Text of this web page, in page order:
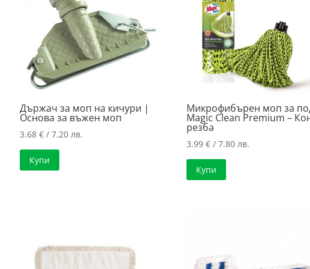
Държач за моп на кичури |
Основа за въжен моп
3.68€ / 7.20 лв.
Купи
Микрофибърен моп за
Magic Clean Premium –
резба
3.99€ / 7.80 лв.
Купи